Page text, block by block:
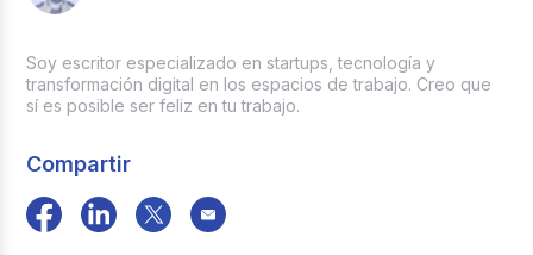
Soy escritor especializado en startups, tecnología y
transformación digital en los espacios de trabajo. Creo que
sí es posible ser feliz en tu trabajo.
Compartir